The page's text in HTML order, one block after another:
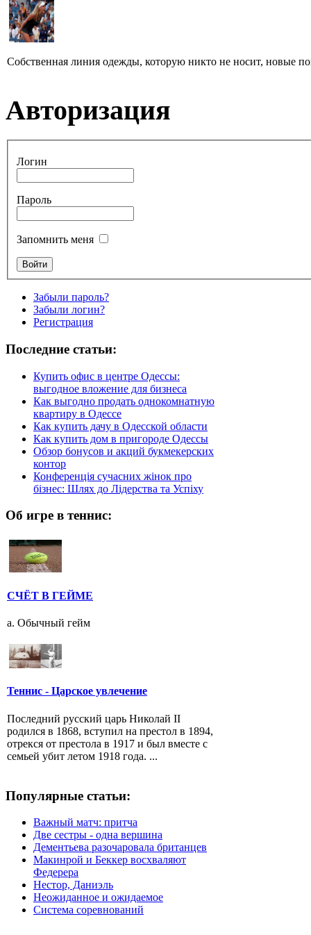
Собственная линия одежды, которую никто не носит, новые
Авторизация
Логин
Пароль
Запомнить меня
Забыли пароль?
Забыли логин?
Регистрация
Последние статьи:
Купить офис в центре Одессы:
выгодное вложение для бизнеса
Как выгодно продать однокомнатную
квартиру в Одессе
Как купить дачу в Одесской области
Как купить дом в пригороде Одессы
Обзор бонусов и акций букмекерских
контор
Конференція сучасних жінок про
бізнес: Шлях до Лідерства та Успіху
Об игре в теннис:
СЧЁТ В ГЕЙМЕ
а. Обычный гейм
Теннис - Царское увлечение
Последний русский царь Николай II
родился в 1868, вступил на престол в 1894,
отрекся от престола в 1917 и был вместе с
семьей убит летом 1918 года. ...
Популярные статьи:
Важный матч: притча
Две сестры - одна вершина
Дементьева разочаровала британцев
Макинрой и Беккер восхваляют
Федерера
Нестор, Даниэль
Неожиданное и ожидаемое
Система соревнований